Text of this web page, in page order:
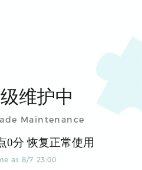
维护中
Maintenance
0分 恢复正常使用
at8/7 23:00